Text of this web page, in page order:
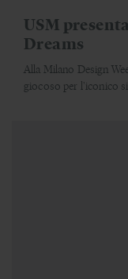
USM
Dreams
Alla Milano Design
giocoso per l'iconico